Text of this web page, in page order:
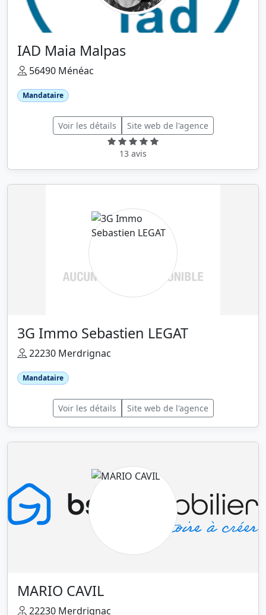
IAD Maia Malpas
56490 Ménéac
Mandataire
Voir les détails Site web de l'agence
13 avis
3G Immo Sebastien LEGAT
22230 Merdrignac
Mandataire
Voir les détails Site web de l'agence
MARIO CAVIL
22230 Merdrignac